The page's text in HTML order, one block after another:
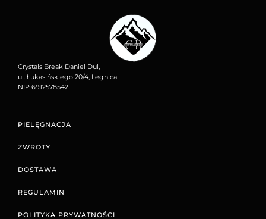
Crystals Break Daniel Dul,
ul. Łukasińskiego 20/4, Legnica
NIP 6912578542
PIELĘGNACJA
ZWROTY
DOSTAWA
REGULAMIN
POLITYKA PRYWATNOŚCI